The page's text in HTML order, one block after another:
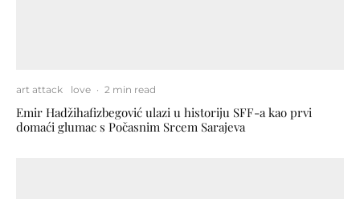
art attack love · 2 min read
Emir Hadžihafizbegović ulazi u historiju SFF-a kao prvi
domaći glumac s Počasnim Srcem Sarajeva